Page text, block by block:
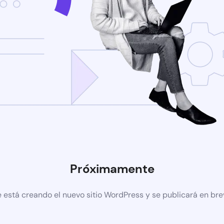
Próximamente
está creando el nuevo sitio WordPress y se publicará en